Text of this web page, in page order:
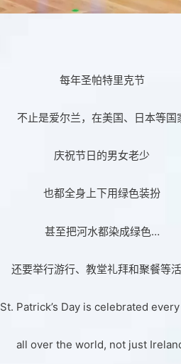
每年圣帕特里克节
不止是爱尔兰，在美国、日本等国
庆祝节日的男女老少
也都全身上下用绿色装扮
甚至把河水都染成绿色…
还要举行游行、教堂礼拜和聚餐等
St. Patrick’s Day is celebrated
all over the world, not just